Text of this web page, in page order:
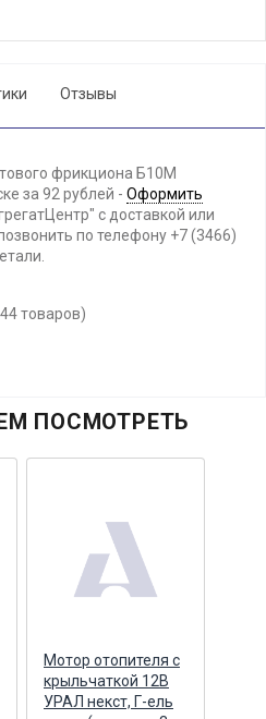
Отзывы
фрикциона Б10М
за 92 рублей - Оформить
с доставкой или
по телефону +7 (3466)
товаров)
ПОСМОТРЕТЬ
Мотор отопителя с
крыльчаткой 12В
УРАЛ некст, Г-ель